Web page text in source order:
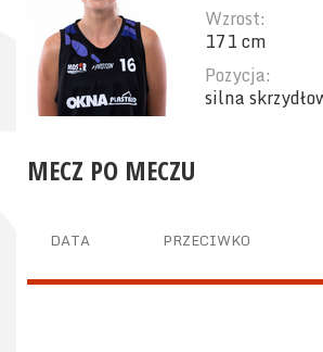
Wzrost:
171 cm
Pozycja:
silna
MECZ PO MECZU
DATA PRZECIWKO